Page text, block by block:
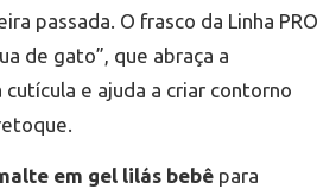
passada. O frasco da Linha PRO
de gato”, que abraça a
e ajuda a criar contorno
em gel lilás bebê para